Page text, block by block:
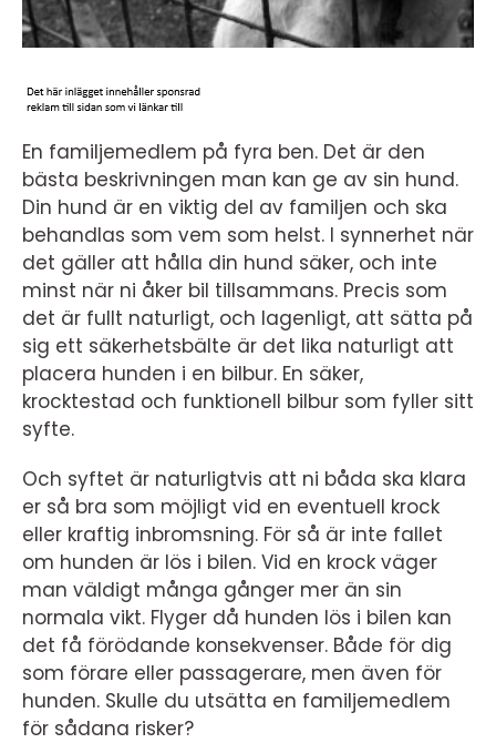
En familjemedlem på fyra ben. Det är den
bästa beskrivningen man kan ge av sin hund.
Din hund är en viktig del av familjen och ska
behandlas som vem som helst. I synnerhet när
det gäller att hålla din hund säker, och inte
minst när ni åker bil tillsammans. Precis som
det är fullt naturligt, och lagenligt, att sätta på
sig ett säkerhetsbälte är det lika naturligt att
placera hunden i en bilbur. En säker,
krocktestad och funktionell bilbur som fyller sitt
syfte.
Och syftet är naturligtvis att ni båda ska klara
er så bra som möjligt vid en eventuell krock
eller kraftig inbromsning. För så är inte fallet
om hunden är lös i bilen. Vid en krock väger
man väldigt många gånger mer än sin
normala vikt. Flyger då hunden lös i bilen kan
det få förödande konsekvenser. Både för dig
som förare eller passagerare, men även för
hunden. Skulle du utsätta en familjemedlem
för sådana risker?